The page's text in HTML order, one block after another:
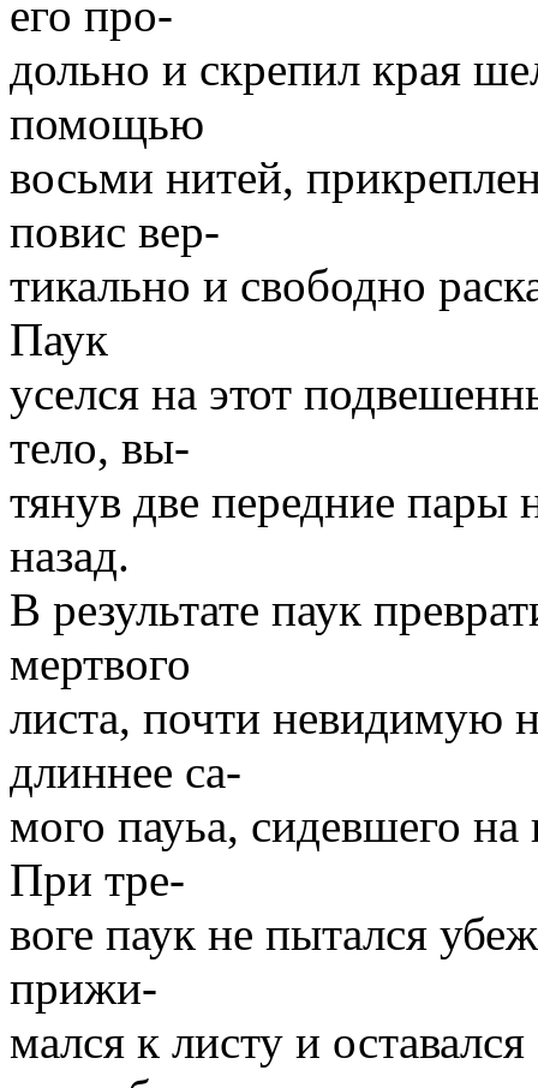
его про-
дольно и скрепил края
помощью
восьми нитей,
повис вер-
тикально и свободно
Паук
уселся на этот
тело, вы-
тянув две передние пары
назад.
В результате паук
мертвого
листа, почти невидимую
длиннее са-
мого пауьа, сидевшего
При тре-
воге паук не пытался
прижи-
мался к листу и